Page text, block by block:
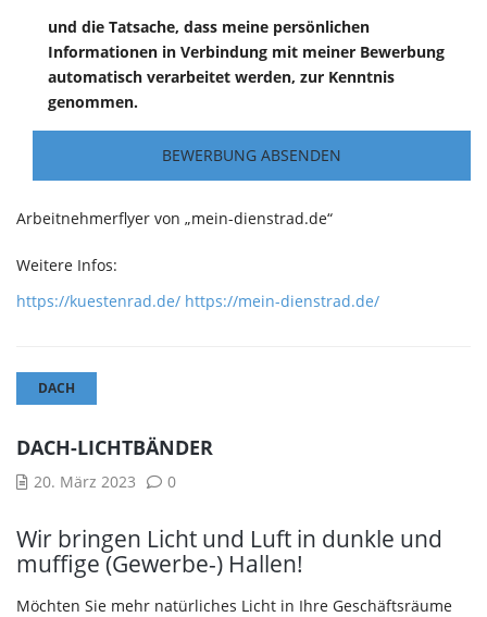
und die Tatsache, dass meine persönlichen
Informationen in Verbindung mit meiner Bewerbung
automatisch verarbeitet werden, zur Kenntnis
genommen.
Arbeitnehmerflyer von „mein-dienstrad.de“
Weitere Infos:
https://kuestenrad.de/: https://mein-dienstrad.de/:
DACH
DACH-LICHTBÄNDER
20. März 2023 0
Wir bringen Licht und Luft in dunkle und
muffige (Gewerbe-) Hallen!
Möchten Sie mehr natürliches Licht in Ihre Geschäftsräume